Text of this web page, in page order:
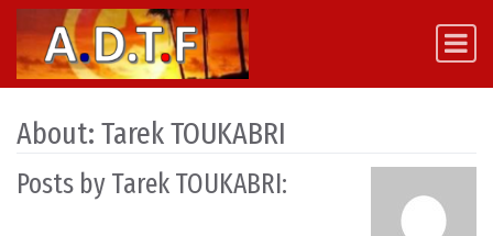
Skip to content
Main Navigation
About: Tarek TOUKABRI
Posts by Tarek TOUKABRI: